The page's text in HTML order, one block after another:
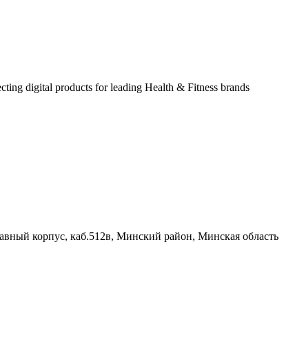
digital products for leading Health & Fitness brands
корпус, каб.512в, Минский район, Минская область